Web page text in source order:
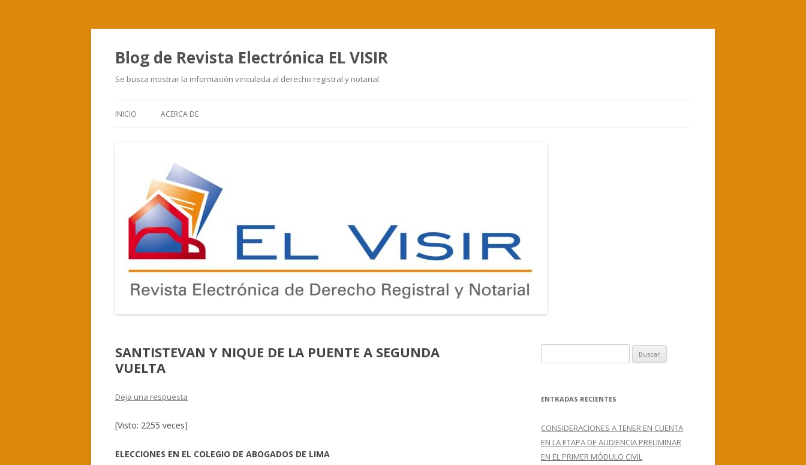
Blog de Revista Electrónica EL VISIR
Se busca mostrar la información vinculada al derecho registral y notarial.
INICIO ACERCA DE
SANTISTEVAN Y NIQUE DE LA PUENTE A SEGUNDA
VUELTA
Deja una respuesta
[Visto: 2255 veces]
ELECCIONES EN EL COLEGIO DE ABOGADOS DE LIMA
u
c
r
:
ENTRADAS RECIENTES
CONSIDERACIONES A TENER EN CUENTA
EN LA ETAPA DE AUDIENCIA PRELIMINAR
EN EL PRIMER MÓDULO CIVIL